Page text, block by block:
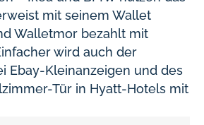
mit seinem Wallet
Walletmor bezahlt mit
wird auch der
Ebay-Kleinanzeigen und des
Tür in Hyatt-Hotels mit